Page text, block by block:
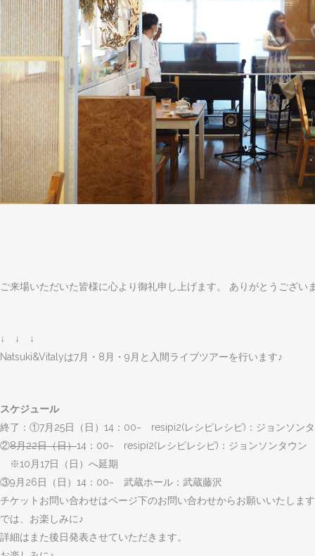
ご来場いただいた皆様に心より御礼申し上げます。 ありがとうござい
↓ ↓ ↓
Natsuki&Vitalyは7月・8月・9月と入間ライブツアーを行います♪
スケジュール
終了：①7月25日（日）14：00~ resipi2(レシピレシピ)：ジョンソン
②8月22日（日）14：00~ resipi2(レシピレシピ)：ジョンソンタウン
※10月17日（日）へ延期
③9月26日（日）14：00~ 武蔵ホール：武蔵藤沢
チケットお問い合わせはページ下のお問い合わせからお願いいたしま
では、お楽しみに♪
詳細はまた後日発表させていただきます。